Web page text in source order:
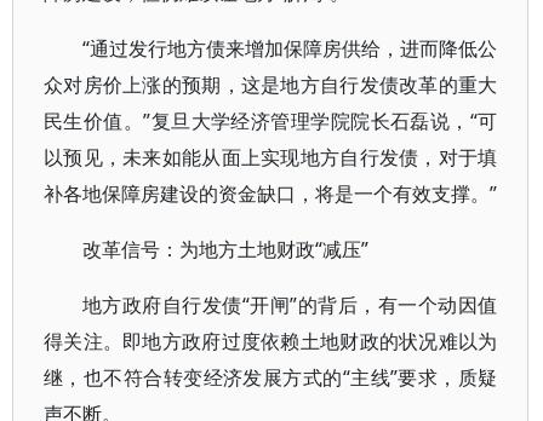
“通过发行地方债来增加保障房供给，进而降低公
众对房价上涨的预期，这是地方自行发债改革的重大
民生价值。”复旦大学经济管理学院院长石磊说，“可
以预见，未来如能从面上实现地方自行发债，对于填
补各地保障房建设的资金缺口，将是一个有效支撑。”
改革信号：为地方土地财政“减压”
地方政府自行发债“开闸”的背后，有一个动因值
得关注。即地方政府过度依赖土地财政的状况难以为
继，也不符合转变经济发展方式的“主线”要求，质疑
声不断。